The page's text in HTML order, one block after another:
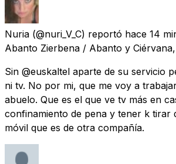
Nuria (@nuri_V_C) reportó hace 14
Abanto Zierbena / Abanto y
Sin @euskaltel aparte de su servicio
ni tv. No por mi, que me voy a
abuelo. Que es el que ve tv más en
confinamiento de pena y tener k tirar
móvil que es de otra compañía.